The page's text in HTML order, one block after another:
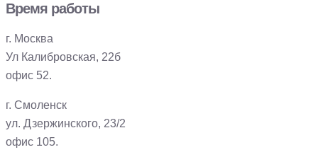
Время работы
г. Москва
Ул Калибровская, 22б
офис 52.
г. Смоленск
ул. Дзержинского, 23/2
офис 105.